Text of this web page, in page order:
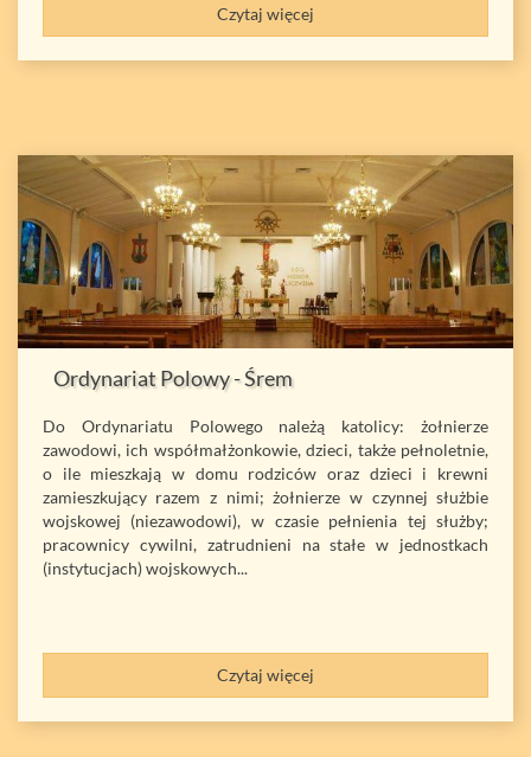
Czytaj więcej
Ordynariat Polowy - Śrem
Do Ordynariatu Polowego należą katolicy: żołnierze
zawodowi, ich współmałżonkowie, dzieci, także pełnoletnie,
o ile mieszkają w domu rodziców oraz dzieci i krewni
zamieszkujący razem z nimi; żołnierze w czynnej służbie
wojskowej (niezawodowi), w czasie pełnienia tej służby;
pracownicy cywilni, zatrudnieni na stałe w jednostkach
(instytucjach) wojskowych...
Czytaj więcej